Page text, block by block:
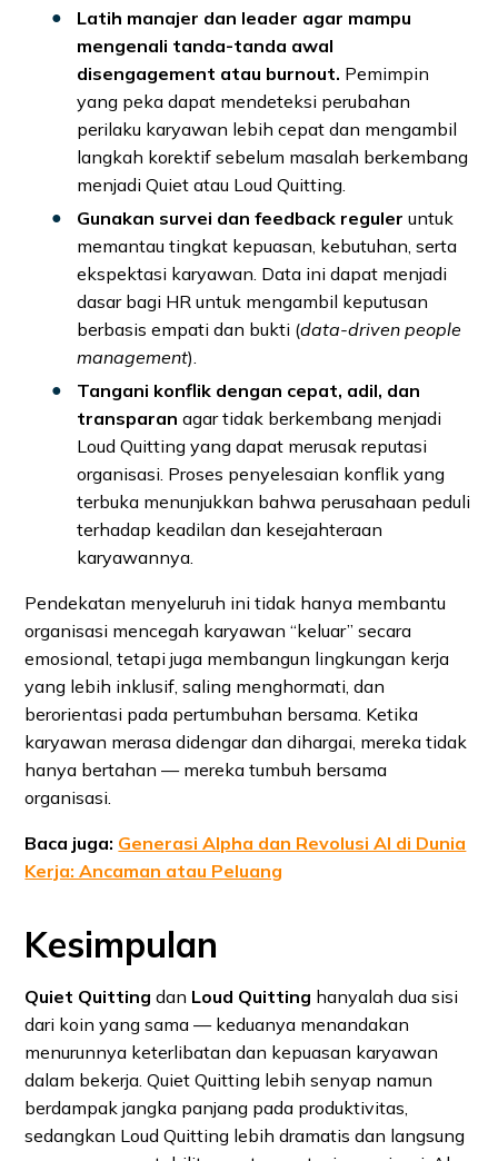
Latih manajer dan leader agar mampu
mengenali tanda-tanda awal
disengagement atau burnout. Pemimpin
yang peka dapat mendeteksi perubahan
perilaku karyawan lebih cepat dan mengambil
langkah korektif sebelum masalah berkembang
menjadi Quiet atau Loud Quitting.
Gunakan survei dan feedback reguler untuk
memantau tingkat kepuasan, kebutuhan, serta
ekspektasi karyawan. Data ini dapat menjadi
dasar bagi HR untuk mengambil keputusan
berbasis empati dan bukti (data-driven people
management).
Tangani konflik dengan cepat, adil, dan
transparan agar tidak berkembang menjadi
Loud Quitting yang dapat merusak reputasi
organisasi. Proses penyelesaian konflik yang
terbuka menunjukkan bahwa perusahaan peduli
terhadap keadilan dan kesejahteraan
karyawannya.
Pendekatan menyeluruh ini tidak hanya membantu
organisasi mencegah karyawan “keluar” secara
emosional, tetapi juga membangun lingkungan kerja
yang lebih inklusif, saling menghormati, dan
berorientasi pada pertumbuhan bersama. Ketika
karyawan merasa didengar dan dihargai, mereka tidak
hanya bertahan — mereka tumbuh bersama
organisasi.
Baca juga: Generasi Alpha dan Revolusi AI di Dunia
Kerja: Ancaman atau Peluang
Kesimpulan
Quiet Quitting dan Loud Quitting hanyalah dua sisi
dari koin yang sama — keduanya menandakan
menurunnya keterlibatan dan kepuasan karyawan
dalam bekerja. Quiet Quitting lebih senyap namun
berdampak jangka panjang pada produktivitas,
sedangkan Loud Quitting lebih dramatis dan langsung